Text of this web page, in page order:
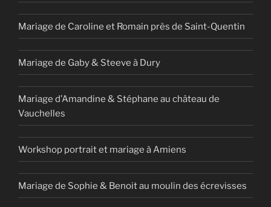
Mariage de Caroline et Romain près de Saint-Quentin
Mariage de Gaby & Steeve à Dury
Mariage d’Amandine & Stéphane au château de
Vauchelles
Workshop portrait et mariage à Amiens
Mariage de Sophie & Benoit au moulin des écrevisses